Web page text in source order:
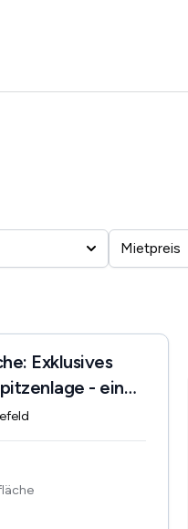
Mietpreis
Exklusives
- eine